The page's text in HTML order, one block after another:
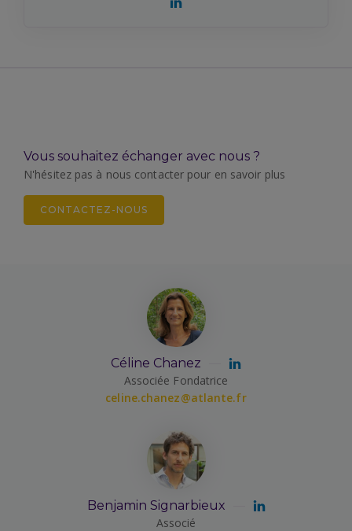
Vous souhaitez échanger avec nous ?
N'hésitez pas à nous contacter pour en savoir plus
CONTACTEZ-NOUS
Céline Chanez
Associée Fondatrice
celine.chanez@atlante.fr
Benjamin Signarbieux
Associé